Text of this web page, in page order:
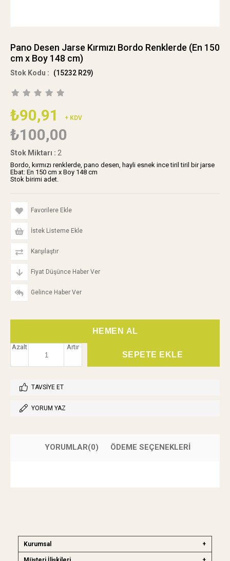
Pano Desen Jarse Kırmızı Bordo Renklerde (En 150
cm x Boy 148 cm)
(15232 R29)
₺90,91 + KDV
₺100,00
Stok Miktarı : 2
Bordo, kırmızı renklerde, pano desen, hayli esnek ince tiril tiril bir jarse
Ebat: En 150 cm x Boy 148 cm
Stok birimi adet.
Favorilere Ekle
İstek Listeme Ekle
Karşılaştır
Fiyat Düşünce Haber Ver
Gelince Haber Ver
Artır
Azalt
TAVSIYE ET
YORUM YAZ
YORUMLAR(0) ÖDEME SEÇENEKLERI
Kurumsal